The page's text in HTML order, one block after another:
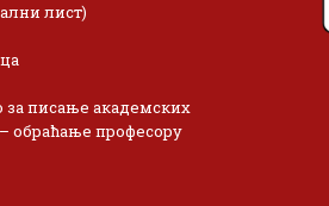
лист)
за писање академских
обраћање професору